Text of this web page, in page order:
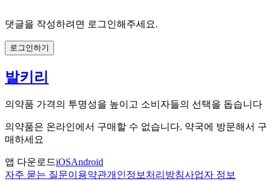
댓글을 작성하려면 로그인해주세요.
로그인하기
발키리
의약품 가격의 투명성을 높이고 소비자들의 선택을 돕습니다
의약품은 온라인에서 구매할 수 없습니다. 약국에 방문해서 구
매하세요
앱 다운로드iOSAndroid
자주 묻는 질문이용약관개인정보처리방침사업자 정보